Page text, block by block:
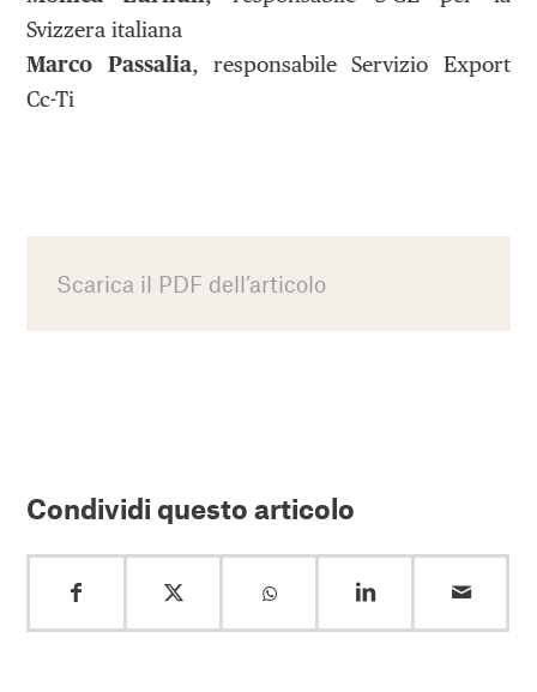
Svizzera italiana
Marco Passalia, responsabile Servizio Export
Cc-Ti
Scarica il PDF dell’articolo
Condividi questo articolo